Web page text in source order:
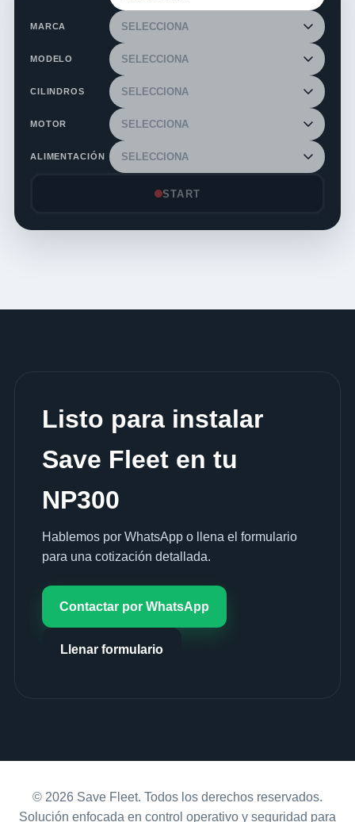
MARCA
MODELO
CILINDROS
MOTOR
ALIMENTACIÓN
START
Listo para instalar
Save Fleet en tu
NP300
Hablemos por WhatsApp o llena el formulario
para una cotización detallada.
Contactar por WhatsApp
Llenar formulario
© 2026 Save Fleet. Todos los derechos reservados.
Solución enfocada en control operativo y seguridad para